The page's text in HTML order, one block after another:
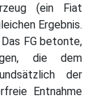
(ein Fiat
Ergebnis.
FG betonte,
die dem
der
Entnahme